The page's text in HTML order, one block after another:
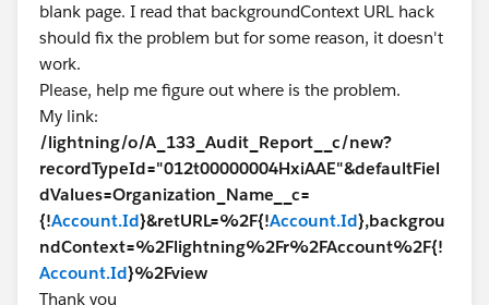
blank page. I read that backgroundContext URL hack
should fix the problem but for some reason, it doesn't
work.
Please, help me figure out where is the problem.
My link:
/lightning/o/A_133_Audit_Report__c/new?
recordTypeId="012t00000004HxiAAE"&defaultFiel
dValues=Organization_Name__c=
{!Account.Id}&retURL=%2F{!Account.Id},backgrou
ndContext=%2Flightning%2Fr%2FAccount%2F{!
Account.Id}%2Fview
Thank you